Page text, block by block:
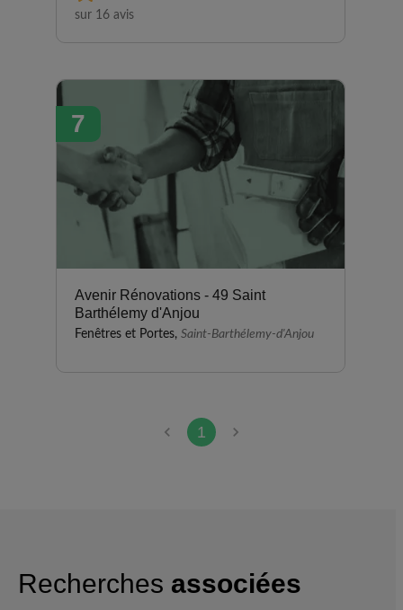
sur 16 avis
7
Avenir Rénovations - 49 Saint
Barthélemy d'Anjou
Fenêtres et Portes, Saint-Barthélemy-d'Anjou
1
Recherches associées